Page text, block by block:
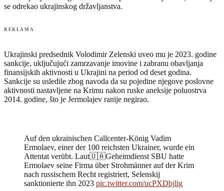
se odrekao ukrajinskog državljanstva.
REKLAMA
Ukrajinski predsednik Volodimir Zelenski uveo mu je 2023. godine
sankcije, uključujući zamrzavanje imovine i zabranu obavljanja
finansijskih aktivnosti u Ukrajini na period od deset godina.
Sankcije su usledile zbog navoda da su pojedine njegove poslovne
aktivnosti nastavljene na Krimu nakon ruske aneksije poluostrva
2014. godine, što je Jermolajev ranije negirao.
Auf den ukrainischen Callcenter-König Vadim
Ermolaev, einer der 100 reichsten Ukrainer, wurde ein
Attentat verübt. Laut🇺🇦Geheimdienst SBU hatte
Ermolaev seine Firma über Strohmänner auf der Krim
nach russischem Recht registriert, Selenskij
sanktionierte ihn 2023 pic.twitter.com/ucPXDbjlig